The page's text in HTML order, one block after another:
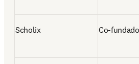
Scholix Co-